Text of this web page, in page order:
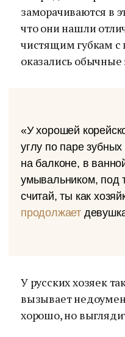
заморачиваются в
что они нашли
чистящим губкам
оказались
«У хорошей
углу по паре
на балконе, в
умывальником, под
считай, ты как
продолжает
У русских хозяек
вызывает
хорошо, но